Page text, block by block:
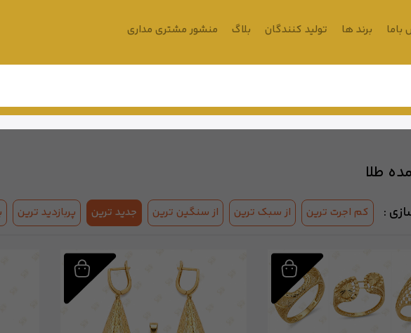
برند ها تولید کنندگان بلاگ منشور مشتری مداری
طلا
: کم اجرت ترین از سبک ترین از سنگین ترین جدید ترین پربازدید ترین